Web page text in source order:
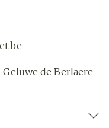
Geluwe de Berlaere